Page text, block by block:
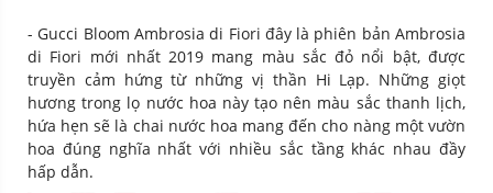
- Gucci Bloom Ambrosia di Fiori đây là phiên bản Ambrosia
di Fiori mới nhất 2019 mang màu sắc đỏ nổi bật, được
truyền cảm hứng từ những vị thần Hi Lạp. Những giọt
hương trong lọ nước hoa này tạo nên màu sắc thanh lịch,
hứa hẹn sẽ là chai nước hoa mang đến cho nàng một vườn
hoa đúng nghĩa nhất với nhiều sắc tầng khác nhau đầy
hấp dẫn.